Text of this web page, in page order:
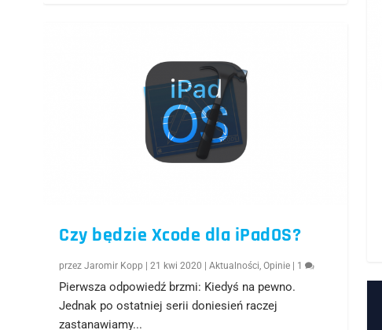
Czy będzie Xcode dla iPadOS?
przezJaromir Kopp |21 kwi 2020 |Aktualności ,Opinie | 1
Pierwsza odpowiedź brzmi: Kiedyś na pewno.
Jednak po ostatniej serii doniesień raczej
zastanawiamy...